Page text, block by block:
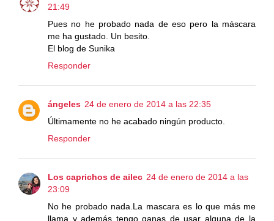
21:49
Pues no he probado nada de eso pero la máscara
me ha gustado. Un besito.
El blog de Sunika
Responder
ángeles 24 de enero de 2014 a las 22:35
Últimamente no he acabado ningún producto.
Responder
Los caprichos de ailec 24 de enero de 2014 a las
23:09
No he probado nada.La mascara es lo que más me
llama y además tengo ganas de usar alguna de la